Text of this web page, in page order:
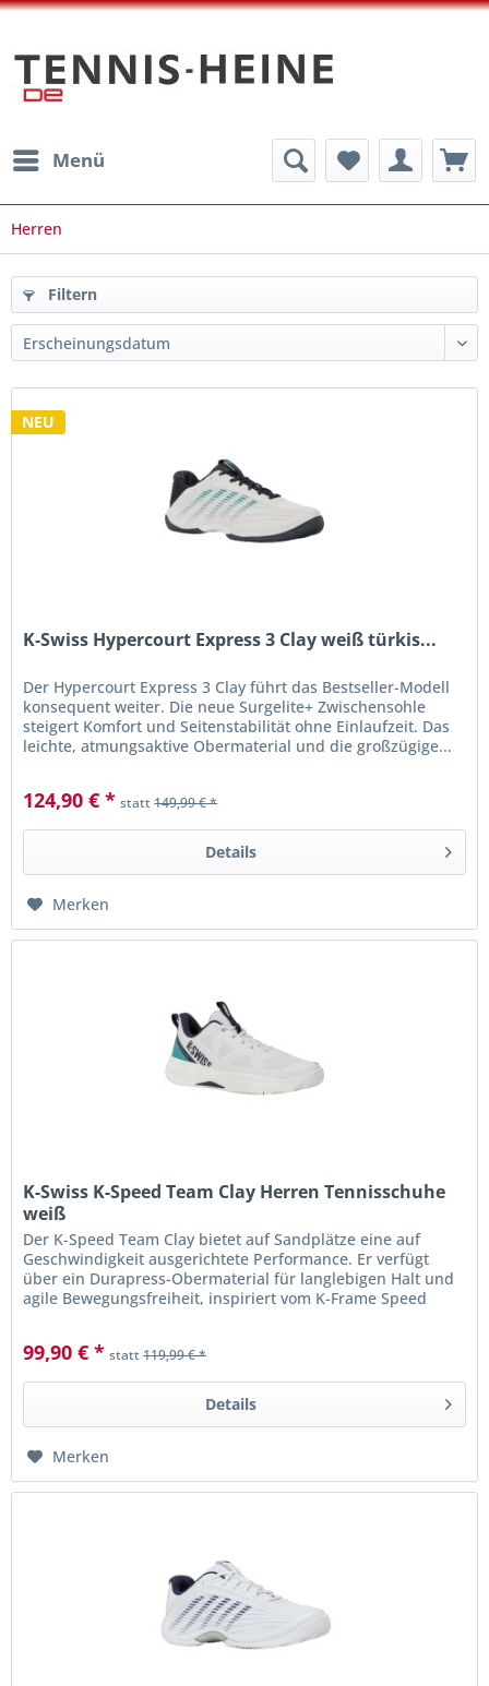
Menü
Herren
Filtern
NEU
K-Swiss Hypercourt Express 3 Clay weiß türkis...
Der Hypercourt Express 3 Clay führt das Bestseller-Modell
konsequent weiter. Die neue Surgelite+ Zwischensohle
steigert Komfort und Seitenstabilität ohne Einlaufzeit. Das
leichte, atmungsaktive Obermaterial und die großzügige...
124,90 € * statt149,99 € *
Details
Merken
K-Swiss K-Speed Team Clay Herren Tennisschuhe
weiß
Der K-Speed ​​Team Clay bietet auf Sandplätze eine auf
Geschwindigkeit ausgerichtete Performance. Er verfügt
über ein Durapress-Obermaterial für langlebigen Halt und
agile Bewegungsfreiheit, inspiriert vom K-Frame Speed ​​
99,90 € * statt119,99 € *
Details
Merken